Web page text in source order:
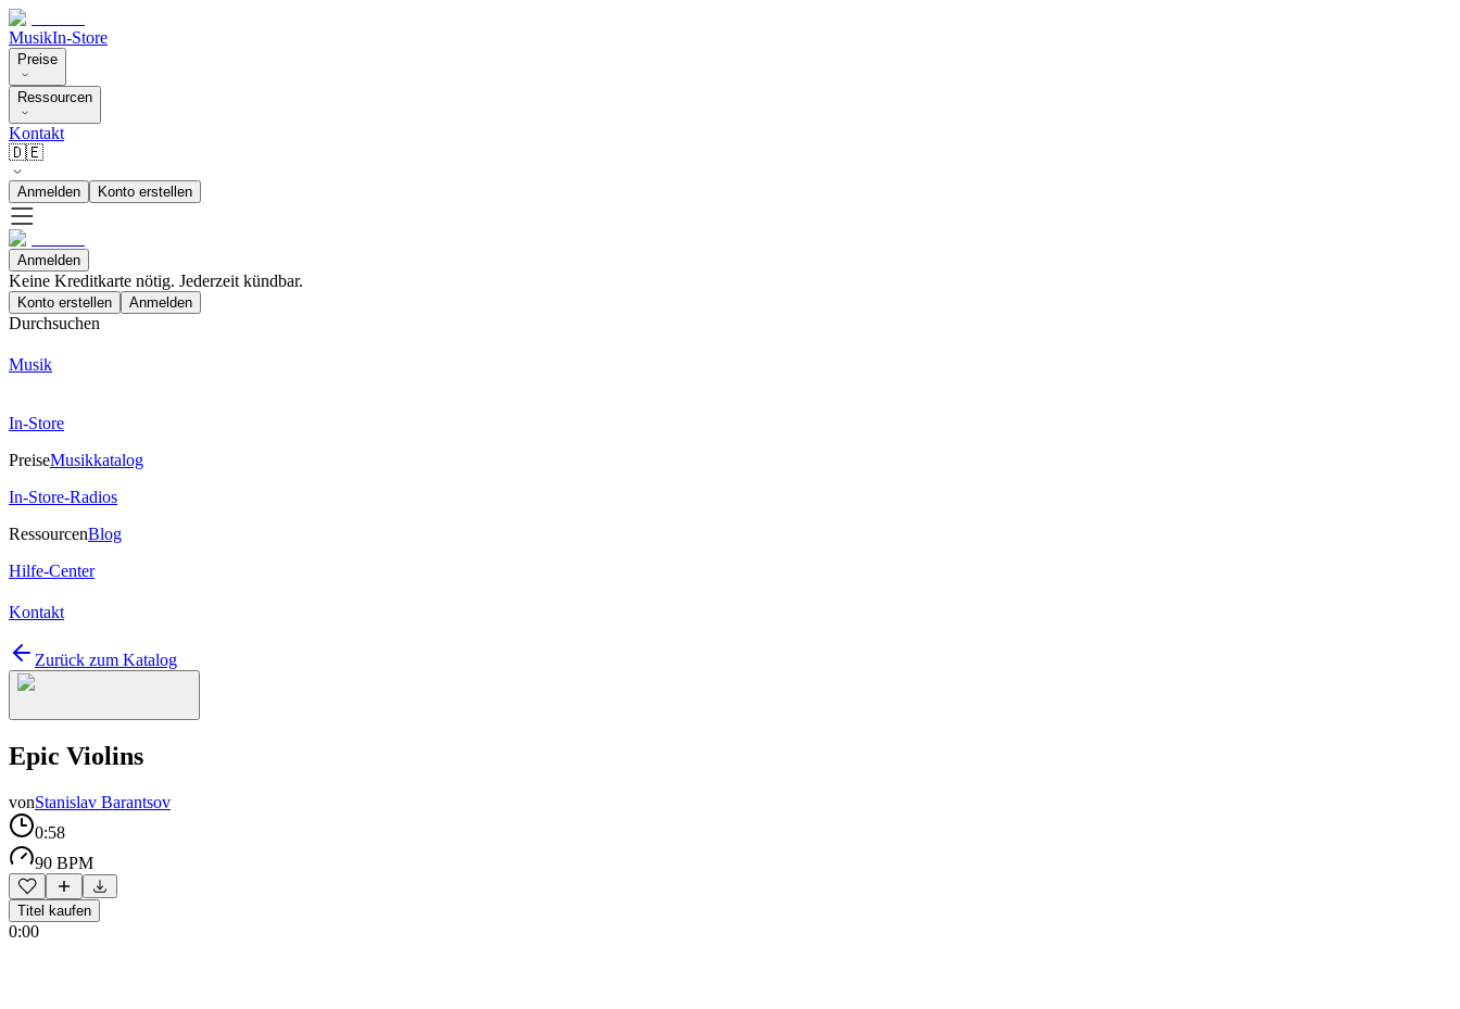
MusikIn-Store
Preise
Ressourcen
Kontakt
🇩🇪
Anmelden Konto erstellen
Anmelden
Keine Kreditkarte nötig. Jederzeit kündbar.
Konto erstellen Anmelden
Durchsuchen
Musik
In-Store
PreiseMusikkatalog
In-Store-Radios
RessourcenBlog
Hilfe-Center
Kontakt
Zurück zum Katalog
Epic Violins
vonStanislav Barantsov
0:58
90 BPM
Titel kaufen
0:00